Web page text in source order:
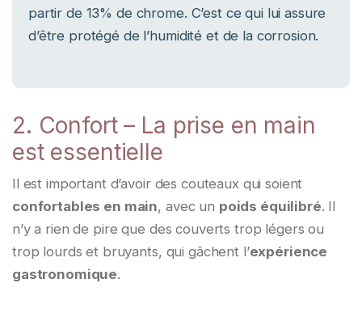
partir de 13% de chrome. C’est ce qui lui assure
d’être protégé de l’humidité et de la corrosion.
2. Confort – La prise en main
est essentielle
Il est important d’avoir des couteaux qui soient
confortables en main, avec un poids équilibré. Il
n’y a rien de pire que des couverts trop légers ou
trop lourds et bruyants, qui gâchent l’expérience
gastronomique.